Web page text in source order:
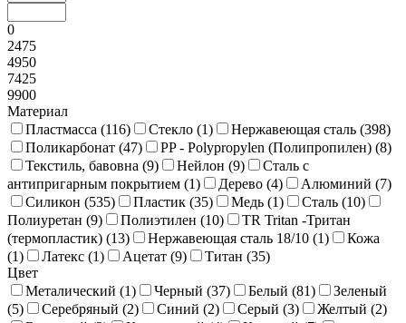
0
2475
4950
7425
9900
Материал
Пластмасса (116) Стекло (1) Нержавеющая сталь (398)
Поликарбонат (47) PP - Polypropylen (Полипропилен) (8)
Текстиль, бавовна (9) Нейлон (9)
Сталь с
антипригарным покрытием (1) Дерево (4) Алюминий (7)
Силикон (535) Пластик (35) Медь (1) Сталь (10)
Полиуретан (9) Полиэтилен (10)
TR Tritan -Тритан
(термопластик) (13) Нержавеющая сталь 18/10 (1)
Кожа
(1) Латекс (1) Ацетат (9) Титан (35)
Цвет
Металический (1) Черный (37) Белый (81)
Зеленый
(5) Серебряный (2) Синий (2) Серый (3) Желтый (2)